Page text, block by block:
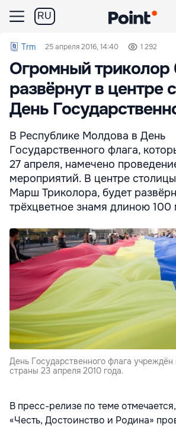
RU
Trm 25 апреля 2016, 14:40 1 292
Огромный триколор
развёрнут в центре
День
В Республике Молдова в День
Государственного флага,
27 апреля, намечено
мероприятий. В центре
Марш Триколора, будет
трёхцветное знамя длиною 100
День Государственного флага
страны 23 апреля 2010 года.
В пресс-релизе по теме
«Честь, Достоинство и Родина»